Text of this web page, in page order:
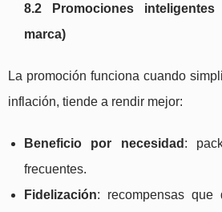
8.2 Promociones
marca)
La promoción funciona cuando
inflación, tiende a rendir mejor:
Beneficio por necesidad :
frecuentes.
Fidelización: recompensas que